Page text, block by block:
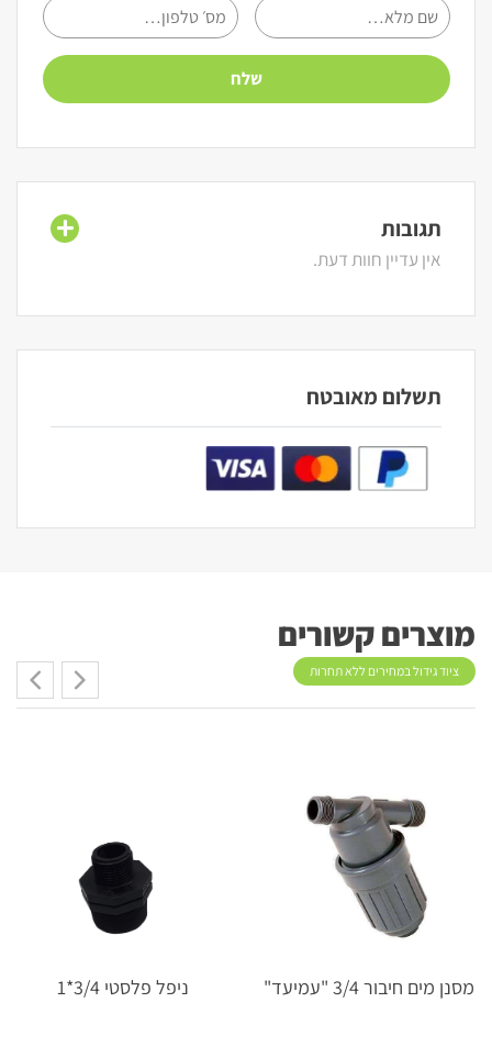
תגובות
אין עדיין חוות דעת.
תשלום מאובטח
מוצרים קשורים
ציוד גידול במחירים ללא תחרות
מסנן מים חיבור 3/4 "עמיעד" ניפל פלסטי 3/4*1